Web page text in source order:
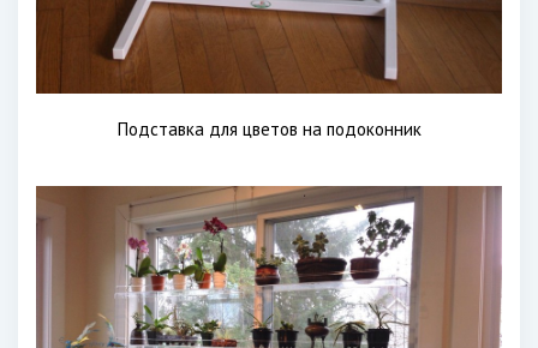
Подставка для цветов на подоконник